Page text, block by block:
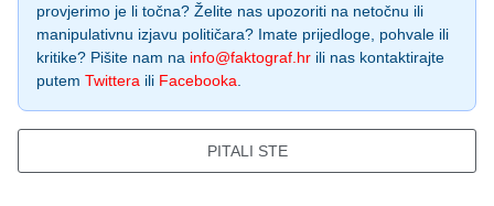
provjerimo je li točna? Želite nas upozoriti na netočnu ili
manipulativnu izjavu političara? Imate prijedloge, pohvale ili
kritike? Pišite nam na info@faktograf.hr ili nas kontaktirajte
putem Twittera ili Facebooka
PITALI STE